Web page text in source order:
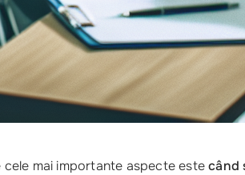
cele mai importante aspecte estecând